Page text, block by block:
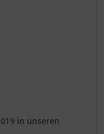
in unseren